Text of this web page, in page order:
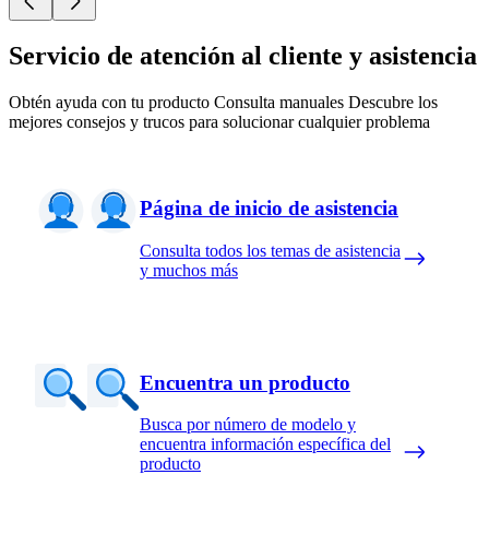
Servicio de atención al cliente y asistencia
Obtén ayuda con tu producto Consulta manuales Descubre los
mejores consejos y trucos para solucionar cualquier problema
Página de inicio de asistencia
Consulta todos los temas de asistencia
y muchos más
Encuentra un producto
Busca por número de modelo y
encuentra información específica del
producto